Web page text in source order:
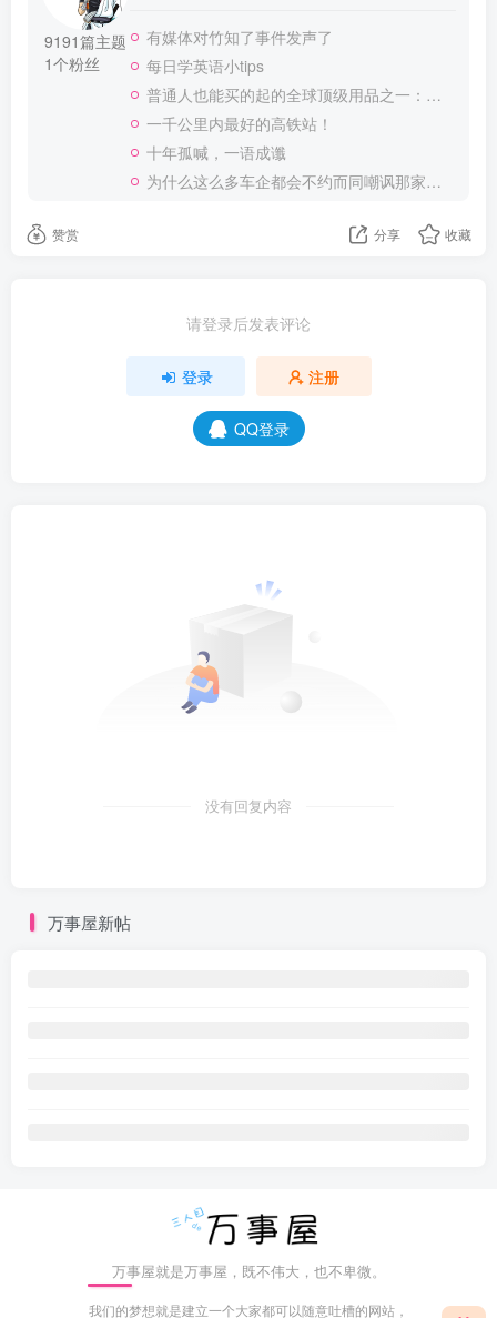
9191篇主题
1个粉丝
有媒体对竹知了事件发声了
每日学英语小tips
普通人也能买的起的全球顶级用品之一：WD-40润滑除锈剂！
一千公里内最好的高铁站！
十年孤喊，一语成谶
为什么这么多车企都会不约而同嘲讽那家说不得的车企？
赞赏 分享 收藏
请登录后发表评论
登录 注册
QQ登录
没有回复内容
万事屋新帖
万事屋就是万事屋，既不伟大，也不卑微。
我们的梦想就是建立一个大家都可以随意吐槽的网站，